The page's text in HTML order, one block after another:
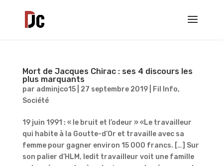
Mort de Jacques Chirac : ses 4 discours les
plus marquants
par adminjco15| 27 septembre 2019| Fil Info,
Société
19 juin 1991 : « le bruit et l’odeur » «Le travailleur
qui habite à la Goutte-d’Or et travaille avec sa
femme pour gagner environ 15 000 francs. […] Sur
son palier d’HLM, ledit travailleur voit une famille